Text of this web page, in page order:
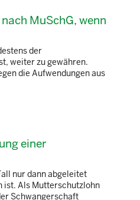
MuSchG, wenn
der
weiter zu gewähren.
die Aufwendungen aus
einer
nur dann abgeleitet
ist. Als Mutterschutzlohn
Schwangerschaft